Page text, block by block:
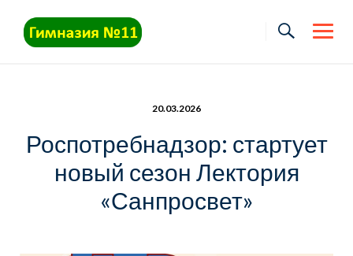
content
20.03.2026
Роспотребнадзор: стартует
новый сезон Лектория
«Санпросвет»